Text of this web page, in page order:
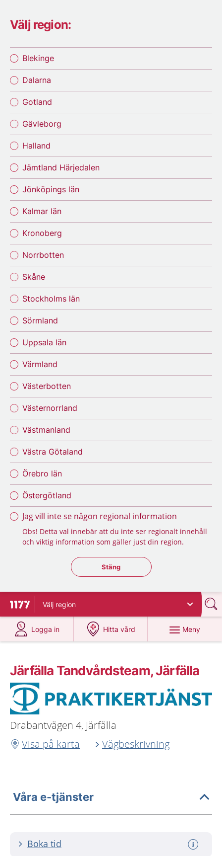
Välj region:
Blekinge
Dalarna
Gotland
Gävleborg
Halland
Jämtland Härjedalen
Jönköpings län
Kalmar län
Kronoberg
Norrbotten
Skåne
Stockholms län
Sörmland
Uppsala län
Värmland
Västerbotten
Västernorrland
Västmanland
Västra Götaland
Örebro län
Östergötland
Jag vill inte se någon regional information
Obs! Detta val innebär att du inte ser regionalt innehåll
och viktig information som gäller just din region.
Stäng regionsväljaren
Stäng
Till startsidan för 1177
Välj region
Logga in
på 1177.se
Hitta vård
på 1177.se
Meny
Järfälla Tandvårdsteam, Järfälla
Drabantvägen 4, Järfälla
Visa på karta
Vägbeskrivning
Våra e-tjänster
Boka tid